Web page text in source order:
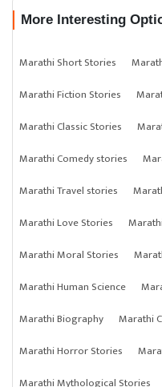
More Interesting
Marathi Short Stories
Marathi Fiction Stories
Marathi Classic Stories
Marathi Comedy stories
Marathi Travel stories
Marathi Love Stories
Marathi Moral Stories
Marathi Human Science
Marathi Biography
Marathi
Marathi Horror Stories
Marathi Mythological Stories